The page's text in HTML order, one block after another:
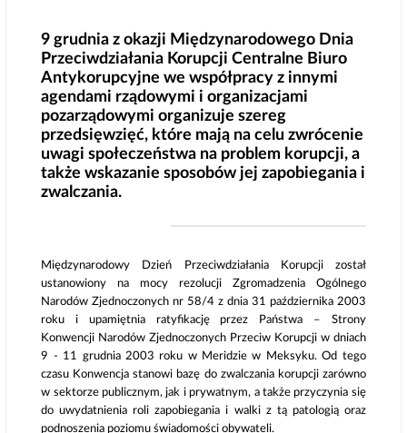
9 grudnia z okazji Międzynarodowego Dnia
Przeciwdziałania Korupcji Centralne Biuro
Antykorupcyjne we współpracy z innymi
agendami rządowymi i organizacjami
pozarządowymi organizuje szereg
przedsięwzięć, które mają na celu zwrócenie
uwagi społeczeństwa na problem korupcji, a
także wskazanie sposobów jej zapobiegania i
zwalczania.
Międzynarodowy Dzień Przeciwdziałania Korupcji został
ustanowiony na mocy rezolucji Zgromadzenia Ogólnego
Narodów Zjednoczonych nr 58/4 z dnia 31 października 2003
roku i upamiętnia ratyfikację przez Państwa – Strony
Konwencji Narodów Zjednoczonych Przeciw Korupcji w dniach
9 - 11 grudnia 2003 roku w Meridzie w Meksyku. Od tego
czasu Konwencja stanowi bazę do zwalczania korupcji zarówno
w sektorze publicznym, jak i prywatnym, a także przyczynia się
do uwydatnienia roli zapobiegania i walki z tą patologią oraz
podnoszenia poziomu świadomości obywateli.